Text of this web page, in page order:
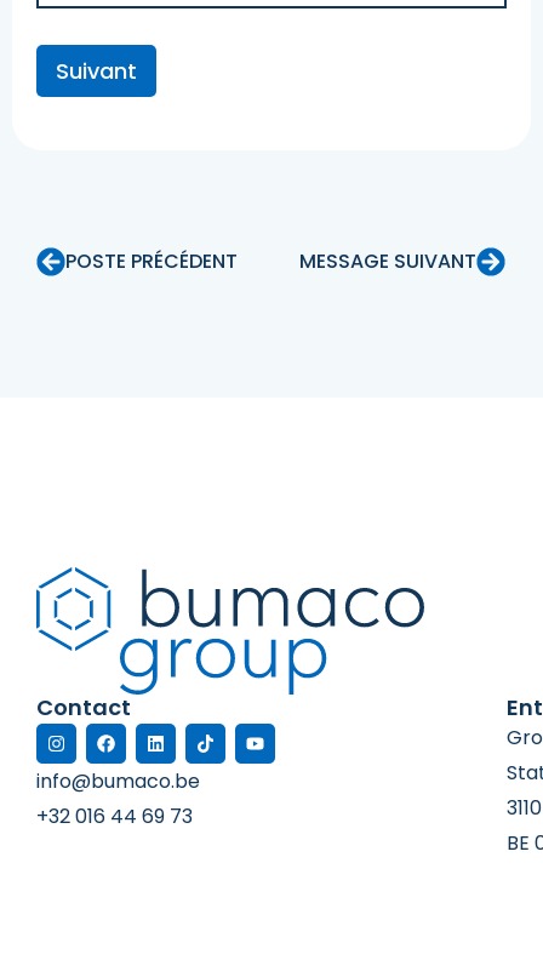
Suivant
POSTE PRÉCÉDENT MESSAGE SUIVANT
Contact
info@bumaco.be
+32 016 44 69 73
BE